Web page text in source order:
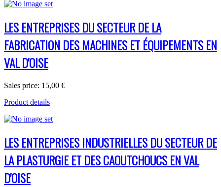
LES ENTREPRISES DU SECTEUR DE LA
FABRICATION DES MACHINES ET ÉQUIPEMENTS EN
VAL D'OISE
Sales price: 15,00 €
Product details
LES ENTREPRISES INDUSTRIELLES DU SECTEUR DE
LA PLASTURGIE ET DES CAOUTCHOUCS EN VAL
D'OISE